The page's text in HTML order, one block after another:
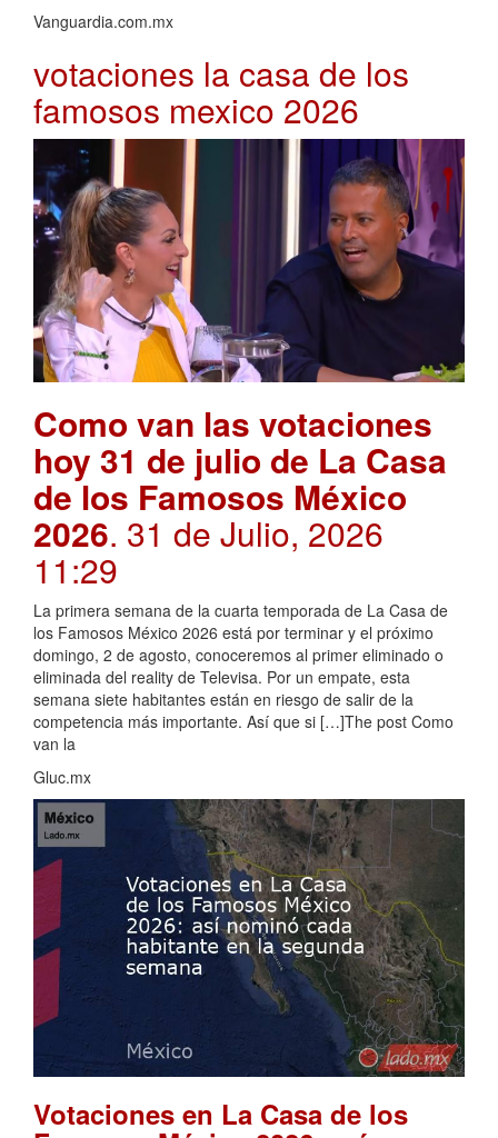
Vanguardia.com.mx
votaciones la casa de los
famosos mexico 2026
Como van las votaciones
hoy 31 de julio de La Casa
de los Famosos México
2026. 31 de Julio, 2026
11:29
La primera semana de la cuarta temporada de La Casa de
los Famosos México 2026 está por terminar y el próximo
domingo, 2 de agosto, conoceremos al primer eliminado o
eliminada del reality de Televisa. Por un empate, esta
semana siete habitantes están en riesgo de salir de la
competencia más importante. Así que si […]The post Como
van la
Gluc.mx
Votaciones en La Casa de los